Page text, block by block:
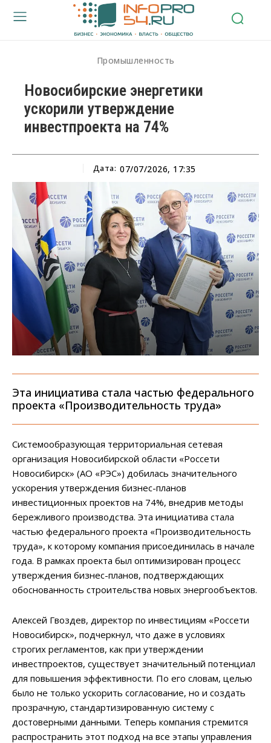
Промышленность
Новосибирские энергетики
ускорили утверждение
инвестпроекта на 74%
Дата: 07/07/2026, 17:35
Эта инициатива стала частью федерального
проекта «Производительность труда»
Системообразующая территориальная сетевая
организация Новосибирской области «Россети
Новосибирск» (АО «РЭС») добилась значительного
ускорения утверждения бизнес-планов
инвестиционных проектов на 74%, внедрив методы
бережливого производства. Эта инициатива стала
частью федерального проекта «Производительность
труда», к которому компания присоединилась в начале
года. В рамках проекта был оптимизирован процесс
утверждения бизнес-планов, подтверждающих
обоснованность строительства новых энергообъектов.
Алексей Гвоздев, директор по инвестициям «Россети
Новосибирск», подчеркнул, что даже в условиях
строгих регламентов, как при утверждении
инвестпроектов, существует значительный потенциал
для повышения эффективности. По его словам, целью
было не только ускорить согласование, но и создать
прозрачную, стандартизированную систему с
достоверными данными. Теперь компания стремится
распространить этот подход на все этапы управления